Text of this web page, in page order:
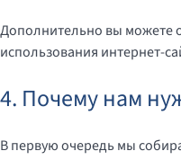
Дополнительно вы можете
использования интернет-
4. Почему нам
В первую очередь мы